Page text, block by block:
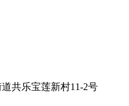
共乐宝莲新村11-2号​